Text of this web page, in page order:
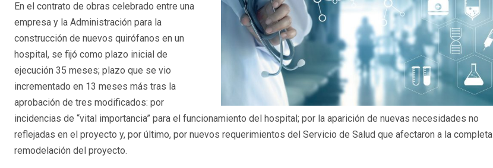
En el contrato de obras celebrado entre una
empresa y la Administración para la
construcción de nuevos quirófanos en un
hospital, se fijó como plazo inicial de
ejecución 35 meses; plazo que se vio
incrementado en 13 meses más tras la
aprobación de tres modificados: por
incidencias de “vital importancia” para el funcionamiento del hospital; por la aparición de nuevas necesidades no
reflejadas en el proyecto y, por último, por nuevos requerimientos del Servicio de Salud que afectaron a la completa
remodelación del proyecto.